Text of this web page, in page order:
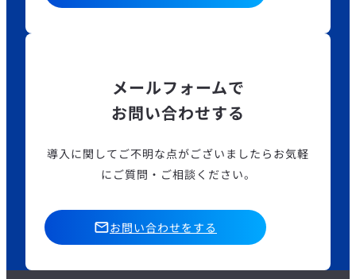
メールフォームで
お問い合わせする
導入に関してご不明な点がございましたら お気軽
にご質問・ご相談ください。
お問い合わせをする